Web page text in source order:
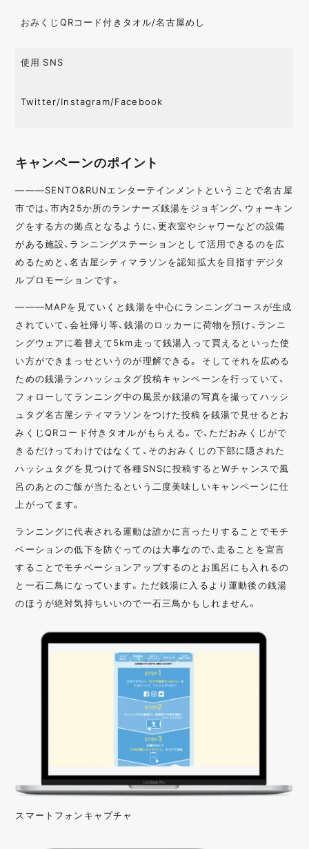
おみくじQRコード付きタオル/名古屋めし
使用 SNS
Twitter/Instagram/Facebook
キャンペーンのポイント
———SENTO&RUNエンターテインメントということで名古屋
市では、市内25か所のランナーズ銭湯をジョギング、ウォーキン
グをする方の拠点となるように、更衣室やシャワーなどの設備
がある施設、ランニングステーションとして活用できるのを広
めるためと、名古屋シティマラソンを認知拡大を目指すデジタ
ルプロモーションです。
———MAPを見ていくと銭湯を中心にランニングコースが生成
されていて、会社帰り等、銭湯のロッカーに荷物を預け、ランニ
ングウェアに着替えて5km走って銭湯入って買えるといった使
い方ができまっせというのが理解できる。 そしてそれを広める
ための銭湯ランハッシュタグ投稿キャンペーンを行っていて、
フォローしてランニング中の風景か銭湯の写真を撮ってハッシ
ュタグ名古屋シティマラソンをつけた投稿を銭湯で見せるとお
みくじQRコード付きタオルがもらえる。で、ただおみくじがで
きるだけってわけではなくて、そのおみくじの下部に隠された
ハッシュタグを見つけて各種SNSに投稿するとWチャンスで風
呂のあとのご飯が当たるという二度美味しいキャンペーンに仕
上がってます。
ランニングに代表される運動は誰かに言ったりすることでモチ
ベーションの低下を防ぐってのは大事なので、走ることを宣言
することでモチベーションアップするのとお風呂にも入れるの
と一石二鳥になっています。ただ銭湯に入るより運動後の銭湯
のほうが絶対気持ちいいので一石三鳥かもしれません。
スマートフォンキャプチャ